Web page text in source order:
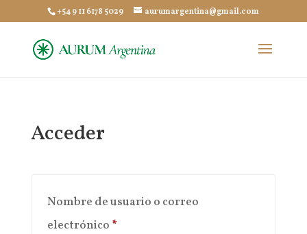
+54 9 11 6178 5029 aurumargentina@gmail.com
Acceder
Nombre de usuario o correo
electrónico *Obligatorio